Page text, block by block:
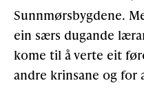
Sunnmørs­bygdene.
ein særs dugande
kome til å verte eit
andre krinsane og for